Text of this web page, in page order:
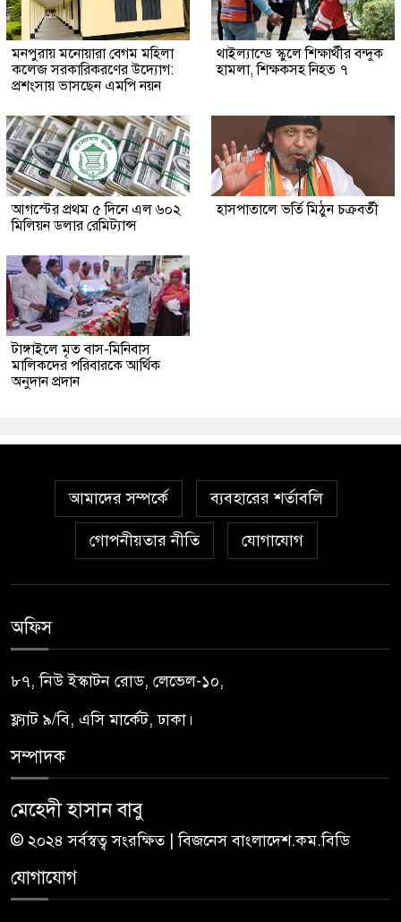
মনপুরায় মনোয়ারা বেগম মহিলা
কলেজ সরকারিকরণের উদ্যোগ:
প্রশংসায় ভাসছেন এমপি নয়ন
থাইল্যান্ডে স্কুলে শিক্ষার্থীর বন্দুক
হামলা, শিক্ষকসহ নিহত ৭
আগস্টের প্রথম ৫ দিনে এল ৬০২
মিলিয়ন ডলার রেমিট্যান্স
হাসপাতালে ভর্তি মিঠুন চক্রবর্তী
টাঙ্গাইলে মৃত বাস-মিনিবাস
মালিকদের পরিবারকে আর্থিক
অনুদান প্রদান
আমাদের সম্পর্কে ব্যবহারের শর্তাবলি
গোপনীয়তার নীতি যোগাযোগ
অফিস
৮৭, নিউ ইস্কাটন রোড, লেভেল-১০,
ফ্ল্যাট ৯/বি, এসি মার্কেট, ঢাকা।
সম্পাদক
মেহেদী হাসান বাবু
© ২০২৪ সর্বস্বত্ব সংরক্ষিত | বিজনেস বাংলাদেশ.কম.বিডি
যোগাযোগ